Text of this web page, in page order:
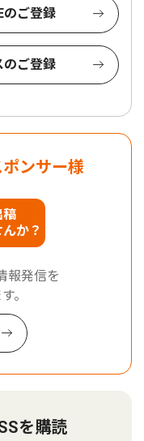
のご登録
のご登録
ンサー様
稿
か？
報発信を
。
を購読